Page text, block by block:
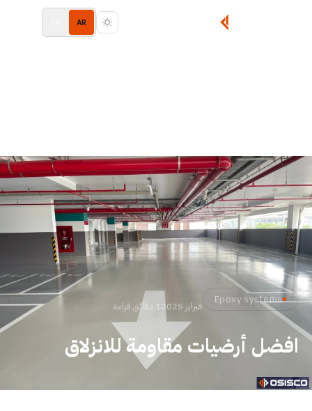
AR
Epoxy systems
فبراير 2025 1 دقائق قراءة
افضل أرضيات مقاومة للانزلاق